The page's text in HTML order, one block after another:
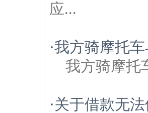
应...
·我方骑摩托
我方骑摩托
·关于借款无